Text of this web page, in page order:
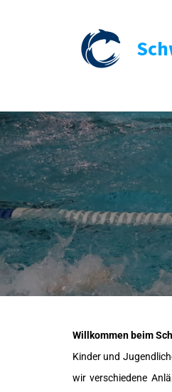
Willkommen beim
Kinder und
wir verschiedene